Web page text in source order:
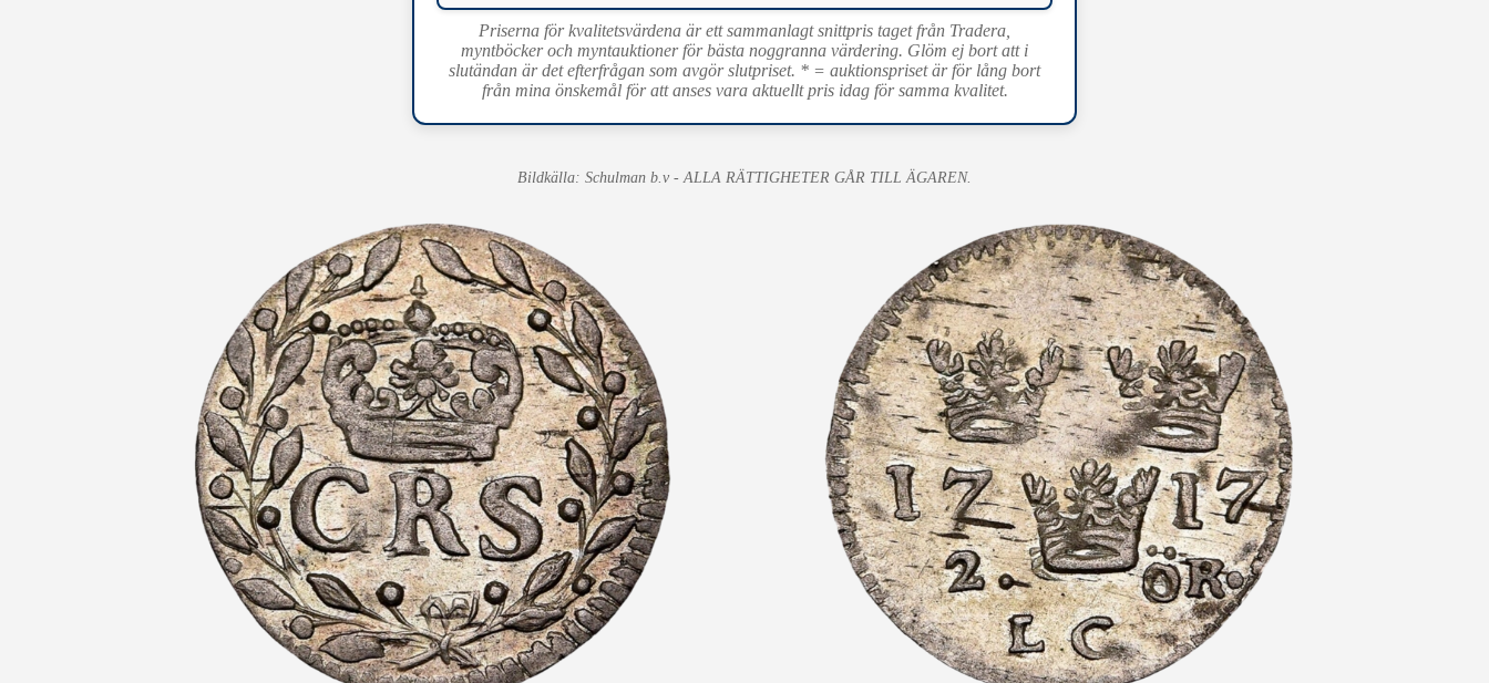
Priserna för kvalitetsvärdena är ett sammanlagt snittpris taget från Tradera,
myntböcker och myntauktioner för bästa noggranna värdering. Glöm ej bort att i
slutändan är det efterfrågan som avgör slutpriset. * = auktionspriset är för lång bort
från mina önskemål för att anses vara aktuellt pris idag för samma kvalitet.
Bildkälla: Schulman b.v - ALLA RÄTTIGHETER GÅR TILL ÄGAREN.